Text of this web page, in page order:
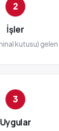
2
İşler
kutusu) gelen
3
Uygular